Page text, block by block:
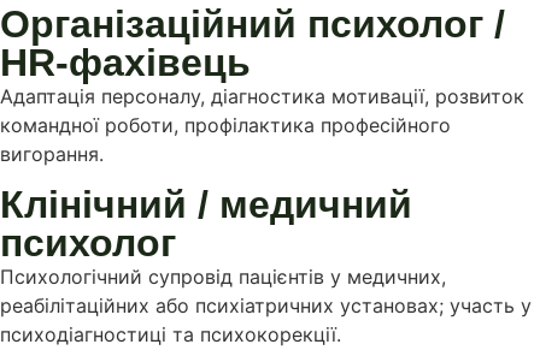
Організаційний психолог /
HR-фахівець
Адаптація персоналу, діагностика мотивації, розвиток
командної роботи, профілактика професійного
вигорання.
Клінічний / медичний
психолог
Психологічний супровід пацієнтів у медичних,
реабілітаційних або психіатричних установах; участь у
психодіагностиці та психокорекції.